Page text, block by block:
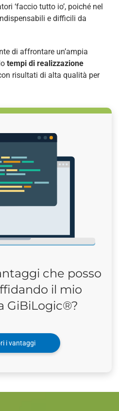
‘faccio tutto io’, poiché nel
e difficili da
di affrontare un’ampia
tempi di realizzazione
risultati di alta qualità per
che posso
il mio
GiBiLogic®?
i vantaggi